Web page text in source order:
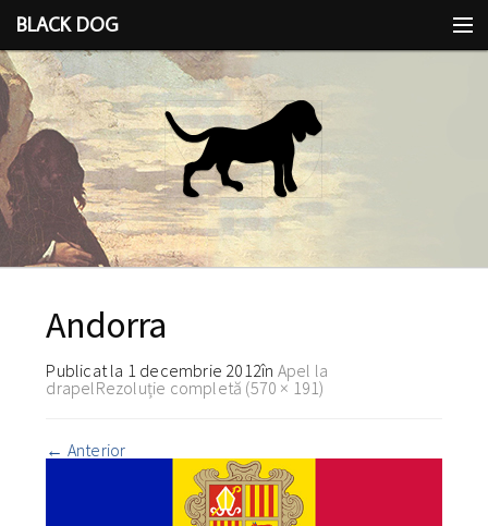
BLACK DOG
IDEEA
CU LIMBA SCOASĂ
Andorra
Publicat la 1 decembrie 2012în Apel la
drapel Rezoluție completă (570 × 191)
← Anterior